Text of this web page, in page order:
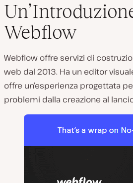
Webflow
Webflow offre servizi di
web dal 2013. Ha un editor
offre un’esperienza progettata
problemi dalla creazione al